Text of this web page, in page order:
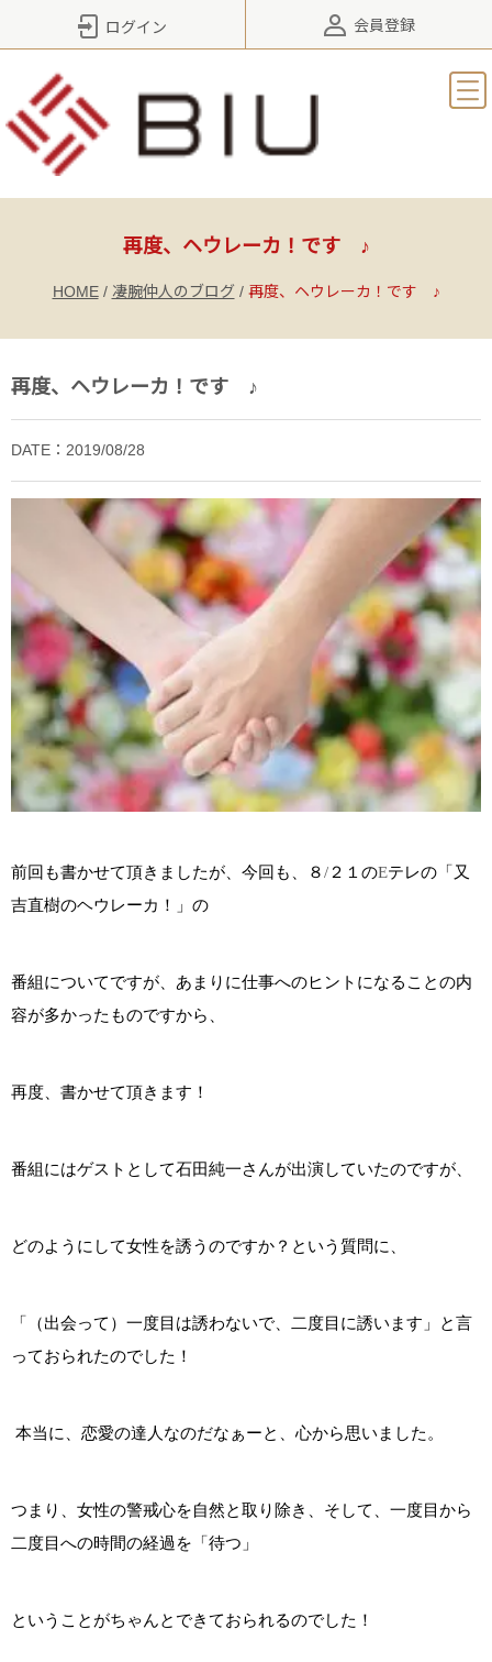
ログイン 会員登録
再度、ヘウレーカ！です ♪
HOME/ 凄腕仲人のブログ/ 再度、ヘウレーカ！です ♪
再度、ヘウレーカ！です ♪
DATE：2019/08/28
前回も書かせて頂きましたが、今回も、８/２１のEテレの「又
吉直樹のヘウレーカ！」の
番組についてですが、あまりに仕事へのヒントになることの内
容が多かったものですから、
再度、書かせて頂きます！
番組にはゲストとして石田純一さんが出演していたのですが、
どのようにして女性を誘うのですか？ という質問に、
「（出会って）一度目は誘わないで、二度目に誘います」と言
っておられたのでした！
本当に、恋愛の達人なのだなぁーと、心から思いました。
つまり、女性の警戒心を自然と取り除き、そして、一度目から
二度目への時間の経過を「待つ」
ということがちゃんとできておられるのでした！